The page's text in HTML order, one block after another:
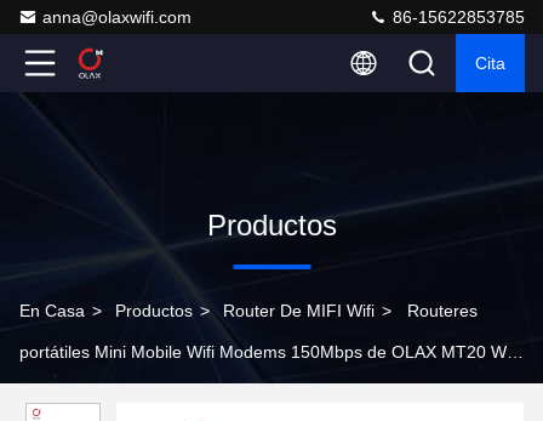
anna@olaxwifi.com 86-15622853785
Cita
Productos
En Casa > Productos > Router De MIFI Wifi > Routeres
portátiles Mini Mobile Wifi Modems 150Mbps de OLAX MT20 Wifi